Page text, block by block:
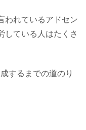
われているアドセン
している人はたくさ
するまでの道のり